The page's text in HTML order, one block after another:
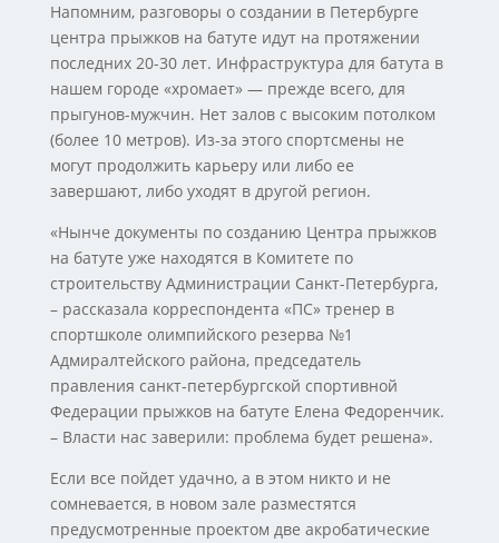
Напомним, разговоры о создании в Петербурге
центра прыжков на батуте идут на протяжении
последних 20-30 лет. Инфраструктура для батута в
нашем городе «хромает» — прежде всего, для
прыгунов-мужчин. Нет залов с высоким потолком
(более 10 метров). Из-за этого спортсмены не
могут продолжить карьеру или либо ее
завершают, либо уходят в другой регион.
«Нынче документы по созданию Центра прыжков
на батуте уже находятся в Комитете по
строительству Администрации Санкт-Петербурга,
– рассказала корреспондента «ПС» тренер в
спортшколе олимпийского резерва №1
Адмиралтейского района, председатель
правления санкт-петербургской спортивной
Федерации прыжков на батуте Елена Федоренчик.
– Власти нас заверили: проблема будет решена».
Если все пойдет удачно, а в этом никто и не
сомневается, в новом зале разместятся
предусмотренные проектом две акробатические